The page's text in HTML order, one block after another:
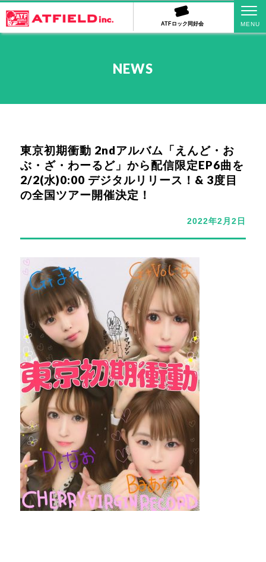
ATFロック同好会
NEWS
東京初期衝動 2ndアルバム「えんど・お
ぶ・ざ・わーるど」から配信限定EP6曲を
2/2(水)0:00 デジタルリリース！& 3度目
の全国ツアー開催決定！
2022年2月2日